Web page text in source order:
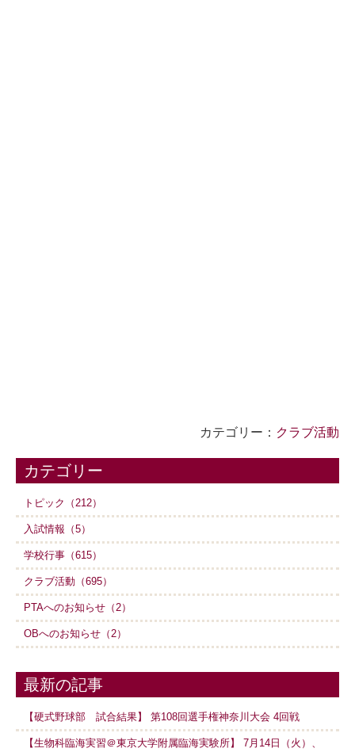
カテゴリー： クラブ活動
カテゴリー
トピック（212）
入試情報（5）
学校行事（615）
クラブ活動（695）
PTAへのお知らせ（2）
OBへのお知らせ（2）
最新の記事
【硬式野球部 試合結果】 第108回選手権神奈川大会 4回戦
【生物科臨海実習＠東京大学附属臨海実験所】 7月14日（火）、